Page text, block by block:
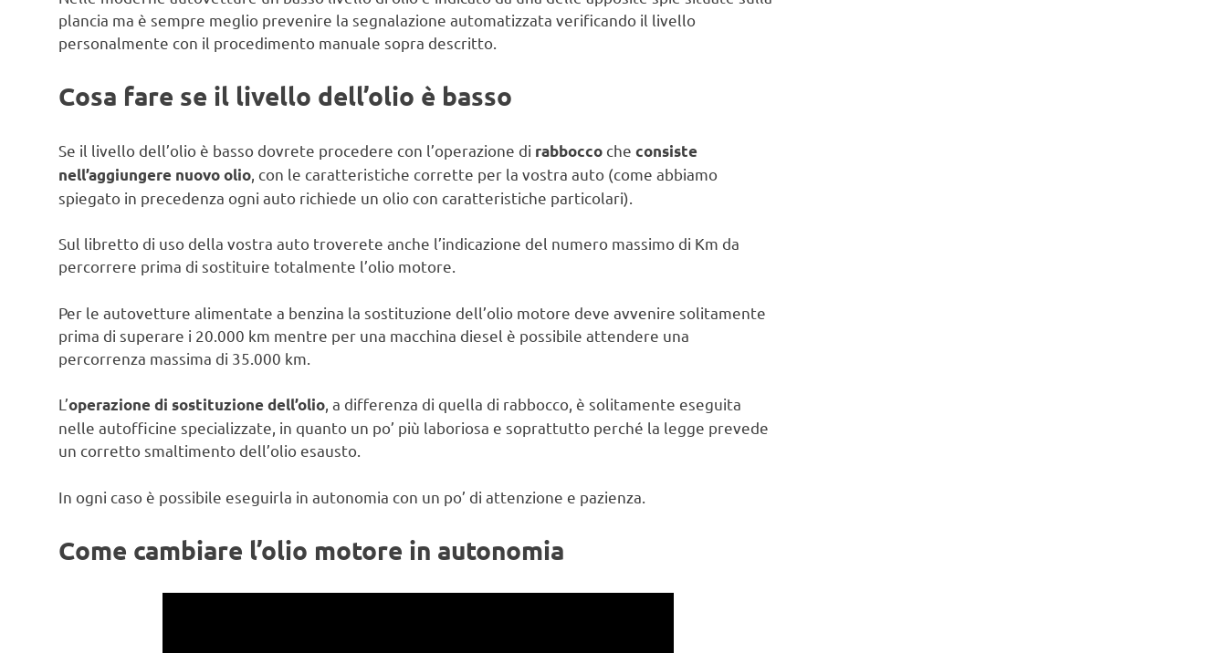
plancia ma è sempre meglio prevenire la segnalazione automatizzata verificando il livello
personalmente con il procedimento manuale sopra descritto.
Cosa fare se il livello dell’olio è basso
Se il livello dell’olio è basso dovrete procedere con l’operazione di rabbocco che consiste
nell’aggiungere nuovo olio , con le caratteristiche corrette per la vostra auto (come abbiamo
spiegato in precedenza ogni auto richiede un olio con caratteristiche particolari).
Sul libretto di uso della vostra auto troverete anche l’indicazione del numero massimo di Km da
percorrere prima di sostituire totalmente l’olio motore.
Per le autovetture alimentate a benzina la sostituzione dell’olio motore deve avvenire solitamente
prima di superare i 20.000 km mentre per una macchina diesel è possibile attendere una
percorrenza massima di 35.000 km.
L’operazione di sostituzione dell’olio, a differenza di quella di rabbocco, è solitamente eseguita
nelle autofficine specializzate, in quanto un po’ più laboriosa e soprattutto perché la legge prevede
un corretto smaltimento dell’olio esausto.
In ogni caso è possibile eseguirla in autonomia con un po’ di attenzione e pazienza.
Come cambiare l’olio motore in autonomia